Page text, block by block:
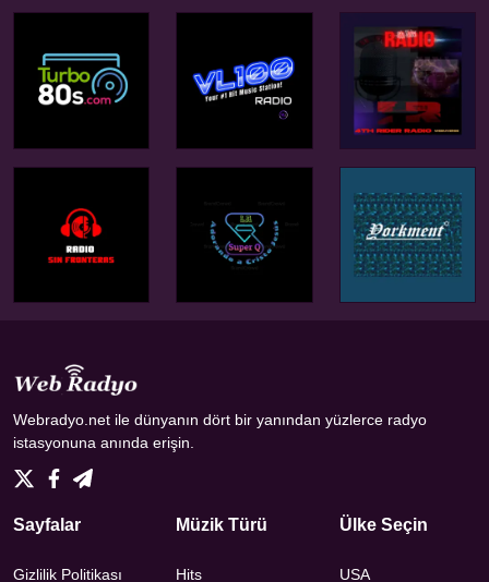
Webradyo.net ile dünyanın dört bir yanından yüzlerce radyo
istasyonuna anında erişin.
Sayfalar
Gizlilik Politikası
Müzik Türü
Hits
Ülke Seçin
USA